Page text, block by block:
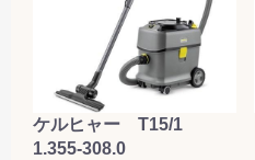
ケルヒャー T15/1
1.355-308.0